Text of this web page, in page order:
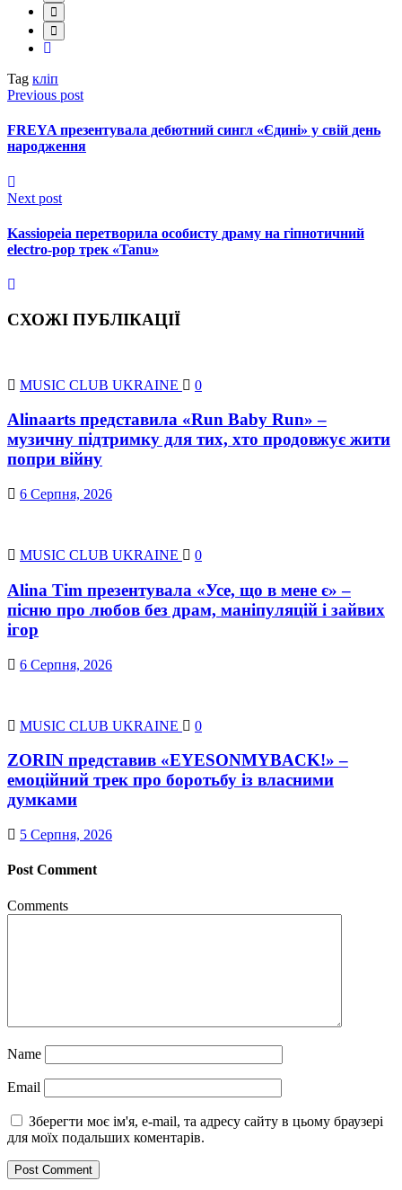
Tag кліп
Previous post
FREYA презентувала дебютний сингл «Єдині» у свій день
народження
Next post
Kassiopeia перетворила особисту драму на гіпнотичний
electro-pop трек «Tanu»
СХОЖІ ПУБЛІКАЦІЇ
MUSIC CLUB UKRAINE 0
Alinaarts представила «Run Baby Run» –
музичну підтримку для тих, хто продовжує жити
попри війну
6 Серпня, 2026
MUSIC CLUB UKRAINE 0
Alina Tim презентувала «Усе, що в мене є» –
пісню про любов без драм, маніпуляцій і зайвих
ігор
6 Серпня, 2026
MUSIC CLUB UKRAINE 0
ZORIN представив «EYESONMYBACK!» –
емоційний трек про боротьбу із власними
думками
5 Серпня, 2026
Post Comment
Comments
Name
Email
Зберегти моє ім'я, e-mail, та адресу сайту в цьому браузері
для моїх подальших коментарів.